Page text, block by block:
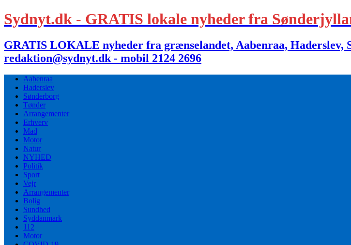
Sydnyt.dk - GRATIS lokale nyheder fra
GRATIS LOKALE nyheder fra grænselandet, Aabenraa, Haderslev,
redaktion@sydnyt.dk - mobil 2124 2696
Aabenraa
Haderslev
Sønderborg
Tønder
Arrangementer
Erhverv
Mad
Motor
Natur
NYHED
Politik
Sport
Vejr
Arrangementer
Bolig
Sundhed
Syddanmark
112
Motor